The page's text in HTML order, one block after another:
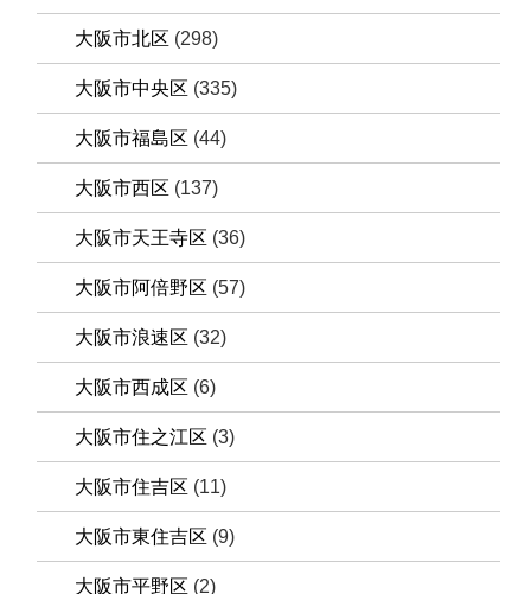
大阪市北区 (298)
大阪市中央区 (335)
大阪市福島区 (44)
大阪市西区 (137)
大阪市天王寺区 (36)
大阪市阿倍野区 (57)
大阪市浪速区 (32)
大阪市西成区 (6)
大阪市住之江区 (3)
大阪市住吉区 (11)
大阪市東住吉区 (9)
大阪市平野区 (2)